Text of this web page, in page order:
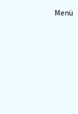
Menü